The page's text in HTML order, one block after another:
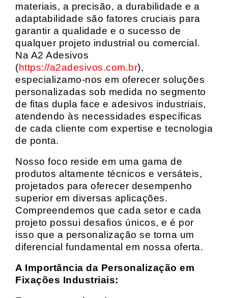
materiais, a precisão, a durabilidade e a
adaptabilidade são fatores cruciais para
garantir a qualidade e o sucesso de
qualquer projeto industrial ou comercial.
Na A2 Adesivos
(https://a2adesivos.com.br),
especializamo-nos em oferecer soluções
personalizadas sob medida no segmento
de fitas dupla face e adesivos industriais,
atendendo às necessidades específicas
de cada cliente com expertise e tecnologia
de ponta.
Nosso foco reside em uma gama de
produtos altamente técnicos e versáteis,
projetados para oferecer desempenho
superior em diversas aplicações.
Compreendemos que cada setor e cada
projeto possui desafios únicos, e é por
isso que a personalização se torna um
diferencial fundamental em nossa oferta.
A Importância da Personalização em
Fixações Industriais: